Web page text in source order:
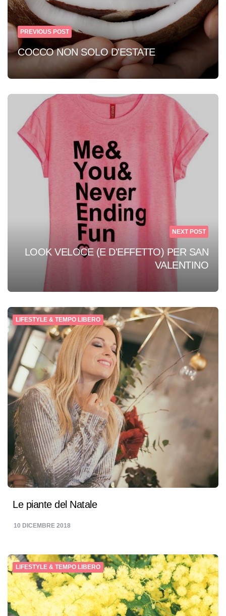
PREVIOUS POST
COCCO NON SOLO D'ESTATE
NEXT POST
LOOK VELOCE (E D'EFFETTO) PER SAN
VALENTINO
LIFESTYLE & TEMPO LIBERO
Le piante del Natale
10 DICEMBRE 2018
LIFESTYLE & TEMPO LIBERO